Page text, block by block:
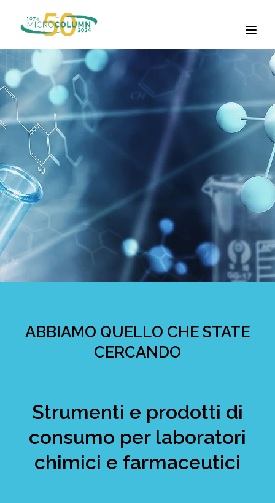
ABBIAMO QUELLO CHE STATE
CERCANDO
Strumenti e prodotti di
consumo per laboratori
chimici e farmaceutici